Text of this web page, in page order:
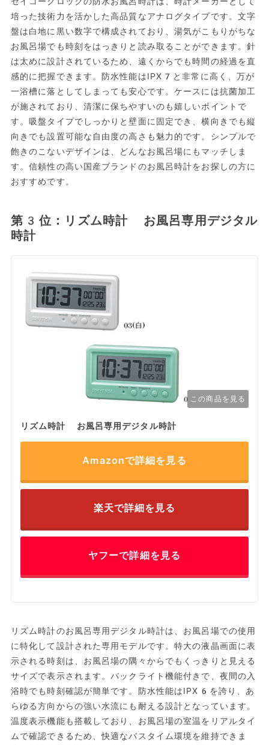
培った技術力を活かした高品質なアナログタイプです。文字
盤は白地に黒い数字で構成されており、湯気がこもりがちな
お風呂場でも時刻をはっきりと読み取ることができます。針
は太めに設計されているため、遠くからでも時間の経過を直
感的に把握できます。防水性能はIPX7と非常に高く、万が
一浴槽に落としてしまっても安心です。ケースには抗菌加工
が施されており、清潔に保ちやすいのも嬉しいポイントで
す。吸盤タイプでしっかりと壁面に固定でき、横向きでも縦
向きでも設置可能な自由度の高さも魅力的です。シンプルで
飽きのこないデザインは、どんなお風呂場にもマッチしま
す。信頼性の高い国産ブランドのお風呂時計をお探しの方に
おすすめです。
第3位：リズム時計 お風呂専用デジタル
時計
この商品を見る
リズム時計 お風呂専用デジタル時計
Amazonで詳細を見る
楽天で詳細を見る
ヤフーで詳細を見る
リズム時計のお風呂専用デジタル時計は、お風呂場での使用
に特化して設計された専用モデルです。特大の液晶画面に表
示される時刻は、お風呂場の隅々からでもくっきりと見える
サイズで表示されます。バックライト機能付きで、夜間の入
浴時でも時刻確認が簡単です。防水性能はIPX6を誇り、あ
らゆる方向からの強い水流にも耐える設計となっています。
温度表示機能も搭載しており、お風呂場の室温をリアルタイ
ムで確認できるため、快適なバスタイム環境を維持できま